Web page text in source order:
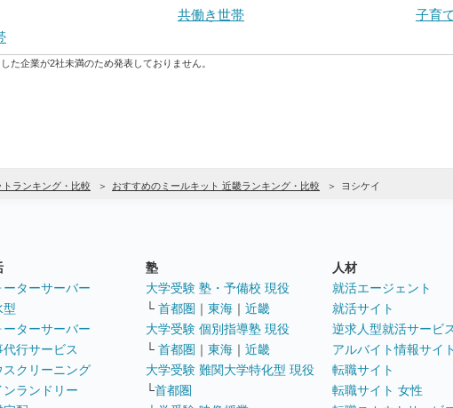
共働き世帯
子育
企業が2社未満のため発表しておりません。
トランキング・比較 おすすめのミールキット 近畿ランキング・比較 ヨシケイ
ーターサーバー
型
ーターサーバー
代行サービス
スクリーニング
ンランドリー
塾
大学受験 塾・予備校 現役
└ 首都圏 ｜ 東海 ｜ 近畿
大学受験 個別指導塾 現役
└ 首都圏 ｜ 東海 ｜ 近畿
大学受験 難関大学特化型 現役
└首都圏
人材
就活エージェント
就活サイト
逆求人型就活サービ
アルバイト情報サイト
転職サイト
転職サイト 女性